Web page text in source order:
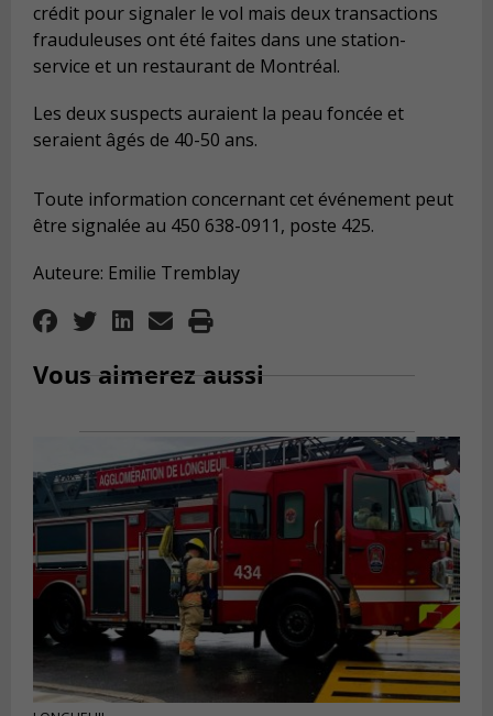
crédit pour signaler le vol mais deux transactions
frauduleuses ont été faites dans une station-
service et un restaurant de Montréal.
Les deux suspects auraient la peau foncée et
seraient âgés de 40-50 ans.
Toute information concernant cet événement peut
être signalée au 450 638-0911, poste 425.
Auteure: Emilie Tremblay
Vous aimerez aussi